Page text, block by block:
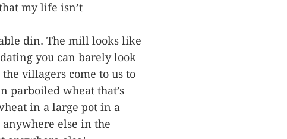
my life isn’t
din. The mill looks like
you can barely look
villagers come to us to
parboiled wheat that’s
in a large pot in a
anywhere else in the